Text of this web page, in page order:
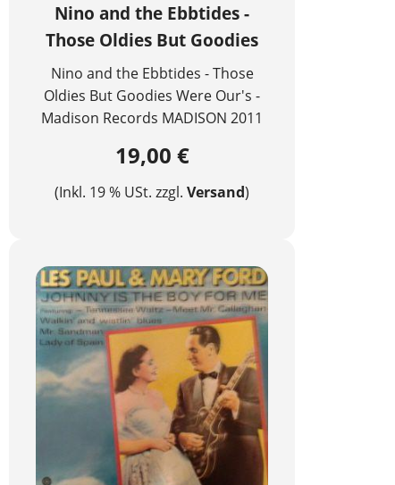
Nino and the Ebbtides -
Those Oldies But Goodies
Nino and the Ebbtides - Those
Oldies But Goodies Were Our's -
Madison Records MADISON 2011
19,00 €
(Inkl. 19 % USt. zzgl. Versand)